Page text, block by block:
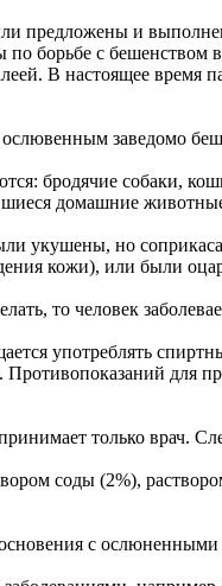
предложены и
борьбе с
В настоящее время
заведомо
бродячие собаки,
домашние
укушены, но
кожи), или были
то человек
употреблять
Противопоказаний
только врач.
соды (2%),
с